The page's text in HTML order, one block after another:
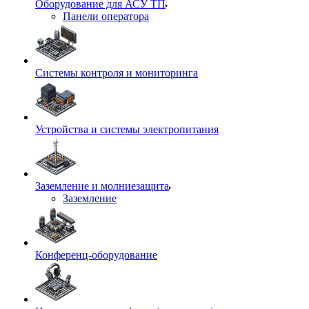
Оборудование для АСУ ТП
Панели оператора
Системы контроля и мониторинга
Устройства и системы электропитания
Заземление и молниезащита
Заземление
Конференц-оборудование